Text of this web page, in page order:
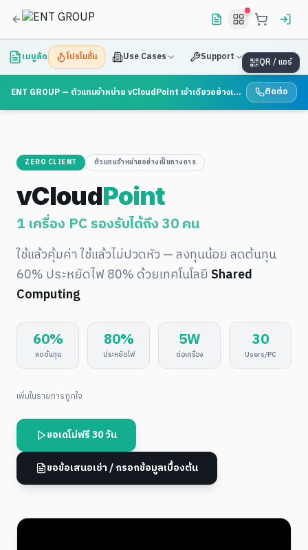
เมนูลัด โปรโมชั่น Use Cases Support
ENT GROUP — ตัวแทนจำหน่าย vCloudPoint เจ้าเดียวอย่างเป็นทางการในไทย ติดต่อ
ZERO CLIENT ตัวแทนจำหน่ายอย่างเป็นทางการ
vCloudPoint
1 เครื่อง PC รองรับได้ถึง 30 คน
ใช้แล้วคุ้มค่า ใช้แล้วไม่ปวดหัว — ลงทุนน้อย ลดต้นทุน
60% ประหยัดไฟ 80% ด้วยเทคโนโลยี Shared
Computing
60%
ลดต้นทุน
80%
ประหยัดไฟ
5W
ต่อเครื่อง
30
Users/PC
เพิ่มในรายการถูกใจ
ขอเดโม่ฟรี 30 วัน
ขอข้อเสนอเช่า / กรอกข้อมูลเบื้องต้น
QR / แชร์